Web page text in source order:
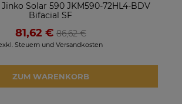
Solar 590 JKM590-72HL4-BDV
Bifacial SF
81,62 € 86,62 €
Steuern und Versandkosten
ZUM WARENKORB